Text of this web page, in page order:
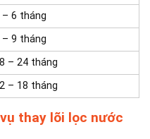
– 6 tháng
– 9 tháng
– 24 tháng
– 18 tháng
thay lõi lọc nước